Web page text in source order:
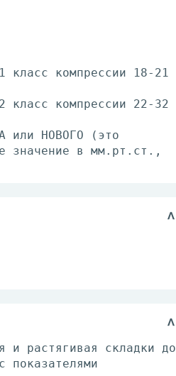
компрессии 18-21
компрессии 22-32
или НОВОГО (это
значение в мм.рт.ст.,
и растягивая складки до
показателями